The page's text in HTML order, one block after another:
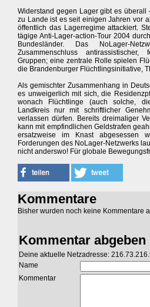
Widerstand gegen Lager gibt es
zu Lande ist es seit einigen Jahren vor
öffentlich das Lagerregime attackiert.
tägige Anti-Lager-action-Tour 2004
Bundesländer. Das NoLager-
Zusammenschluss
Gruppen; eine zentrale Rolle spielen
die Brandenburger Flüchtlingsinitiative,
Als gemischter Zusammenhang in
es unweigerlich mit sich, die
wonach Flüchtlinge (auch solche,
Landkreis nur mit schriftlicher
verlassen dürfen. Bereits dreimaliger
kann mit empfindlichen Geldstrafen
ersatzweise im Knast abgesessen
Forderungen des NoLager-Netzwerks
nicht anderswo! Für globale
Kommentare
Bisher wurden noch keine Kommentare
Kommentar abgeben
Deine aktuelle Netzadresse:
Name
Kommentar